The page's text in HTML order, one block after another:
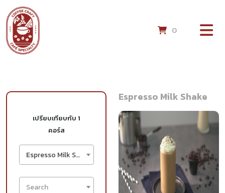
0
เปรียบเทียบกับ 1
คอร์ส
Espresso Milk Shake
Search
Espresso Milk Shake